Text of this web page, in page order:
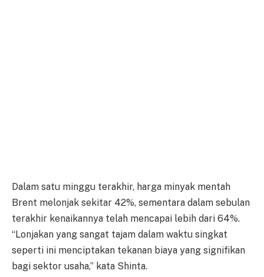
Dalam satu minggu terakhir, harga minyak mentah
Brent melonjak sekitar 42%, sementara dalam sebulan
terakhir kenaikannya telah mencapai lebih dari 64%.
“Lonjakan yang sangat tajam dalam waktu singkat
seperti ini menciptakan tekanan biaya yang signifikan
bagi sektor usaha,” kata Shinta.